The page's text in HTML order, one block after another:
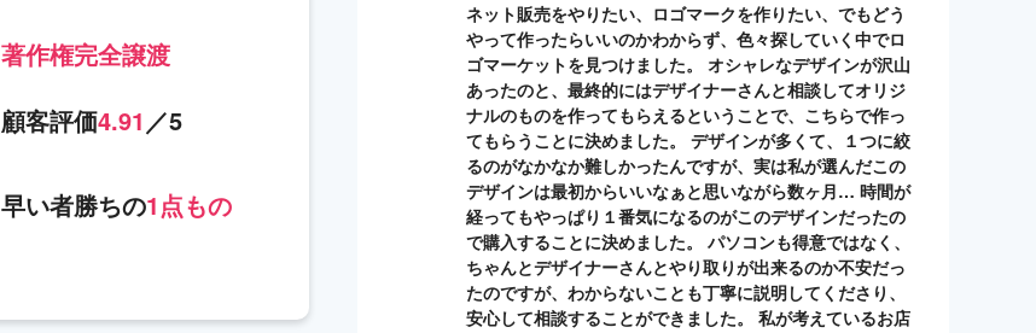
著作権完全譲渡
顧客評価4.91 ／5
早い者勝ちの1点もの
ネット販売をやりたい、ロゴマークを作りたい、でもどう
やって作ったらいいのかわからず、色々探していく中でロ
ゴマーケットを見つけました。 オシャレなデザインが沢山
あったのと、最終的にはデザイナーさんと相談してオリジ
ナルのものを作ってもらえるということで、こちらで作っ
てもらうことに決めました。 デザインが多くて、１つに絞
るのがなかなか難しかったんですが、実は私が選んだこの
デザインは最初からいいなぁと思いながら数ヶ月… 時間が
経ってもやっぱり１番気になるのがこのデザインだったの
で購入することに決めました。 パソコンも得意ではなく、
ちゃんとデザイナーさんとやり取りが出来るのか不安だっ
たのですが、わからないことも丁寧に説明してくださり、
安心して相談することができました。 私が考えているお店